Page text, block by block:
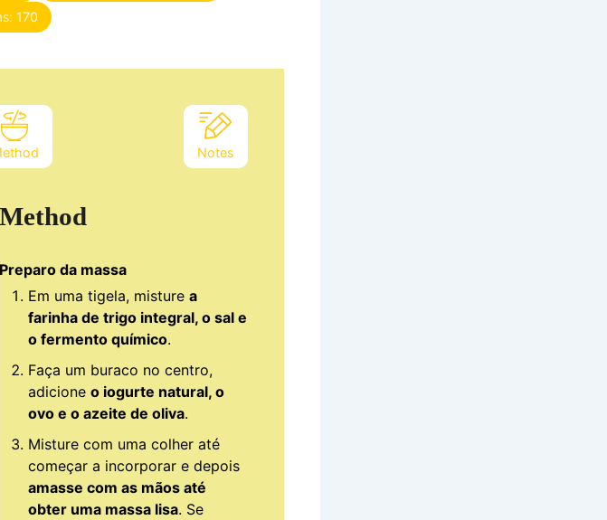
170
Notes
Method
Preparo da massa
Em uma tigela, misture a
farinha de trigo integral, o sal e
o fermento químico.
Faça um buraco no centro,
adicione o iogurte natural, o
ovo e o azeite de oliva.
Misture com uma colher até
começar a incorporar e depois
amasse com as mãos até
obter uma massa lisa. Se